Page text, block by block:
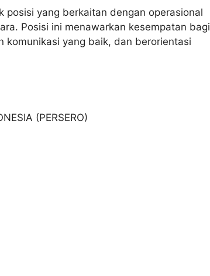
posisi yang berkaitan dengan operasional
Posisi ini menawarkan kesempatan bagi
komunikasi yang baik, dan berorientasi
(PERSERO)